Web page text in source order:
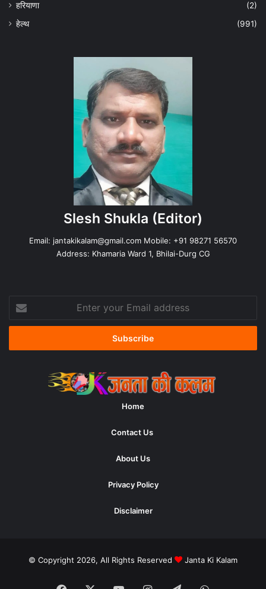
हरियाणा
(2)
हेल्‍थ
(991)
Slesh Shukla (Editor)
Email: jantakikalam@gmail.com Mobile: +91 98271 56570
Address: Khamaria Ward 1, Bhilai-Durg CG
your
Email
Home
Contact Us
About Us
Privacy Policy
Disclaimer
© Copyright 2026, All Rights Reserved Janta Ki Kalam